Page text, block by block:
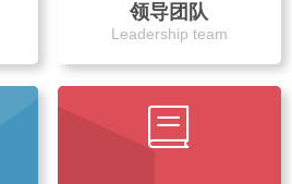
领导团队
Leadership team